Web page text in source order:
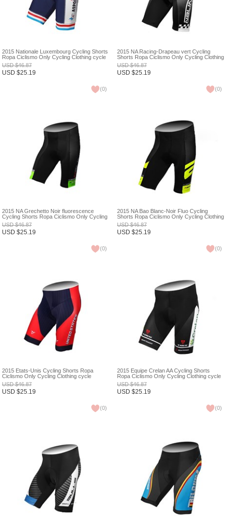
2015 Nationale Luxembourg Cycling Shorts
Ropa Ciclismo Only Cycling Clothing cycle
jerseys Ciclismo bicicletas maillot ciclismo
XXS
USD$46.87
USD $25.19
(0)
2015 NA Racing-Drapeau vert Cycling
Shorts Ropa Ciclismo Only Cycling Clothing
cycle jerseys Ciclismo bicicletas maillot
ciclismo XXS
USD$46.87
USD $25.19
(0)
2015 NA Grechetto Noir fluorescence
Cycling Shorts Ropa Ciclismo Only Cycling
Clothing cycle jerseys Ciclismo bicicletas
maillot ciclismo XXS
USD$46.87
USD $25.19
(0)
2015 NA Bao Blanc-Noir Fluo Cycling
Shorts Ropa Ciclismo Only Cycling Clothing
cycle jerseys Ciclismo bicicletas maillot
ciclismo XXS
USD$46.87
USD $25.19
(0)
2015 États-Unis Cycling Shorts Ropa
Ciclismo Only Cycling Clothing cycle
jerseys Ciclismo bicicletas maillot ciclismo
XXS
USD$46.87
USD $25.19
(0)
2015 Équipe Crelan AA Cycling Shorts
Ropa Ciclismo Only Cycling Clothing cycle
jerseys Ciclismo bicicletas maillot ciclismo
XXS
USD$46.87
USD $25.19
(0)